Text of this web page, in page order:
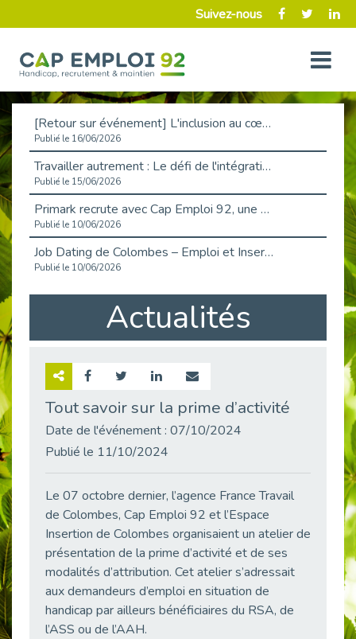
Suivez-nous
[Retour sur événement] L'inclusion au cœur de la Place de l'Emploi à La Défense !
Publié le 16/06/2026
Travailler autrement : Le défi de l'intégration des maladies chroniques en entreprise
Publié le 15/06/2026
Primark recrute avec Cap Emploi 92, une matinée couronnée de succès !
Publié le 10/06/2026
Job Dating de Colombes – Emploi et Insertion
Publié le 10/06/2026
Aborder l'entretien et la situation de handicap en toute confiance
Publié le 09/06/2026
Retour sur l’atelier « Optimiser sa recherche d’emploi »
« Confiance en soi et acceptation du handicap » : un levier puissant vers l’emploi
Handicap et emploi : une matinée pour briser les tabous
Publié le 21/05/2026
L’alternance : un levier stratégique pour recruter et inclure durablement
Publié le 18/05/2026
Actualités
Tout savoir sur la prime d’activité
Date de l'événement : 07/10/2024
Publié le 11/10/2024
Le 07 octobre dernier, l’agence France Travail
de Colombes, Cap Emploi 92 et l’Espace
Insertion de Colombes organisaient un atelier de
présentation de la prime d’activité et de ses
modalités d’attribution. Cet atelier s’adressait
aux demandeurs d’emploi en situation de
handicap par ailleurs bénéficiaires du RSA, de
l’ASS ou de l’AAH.